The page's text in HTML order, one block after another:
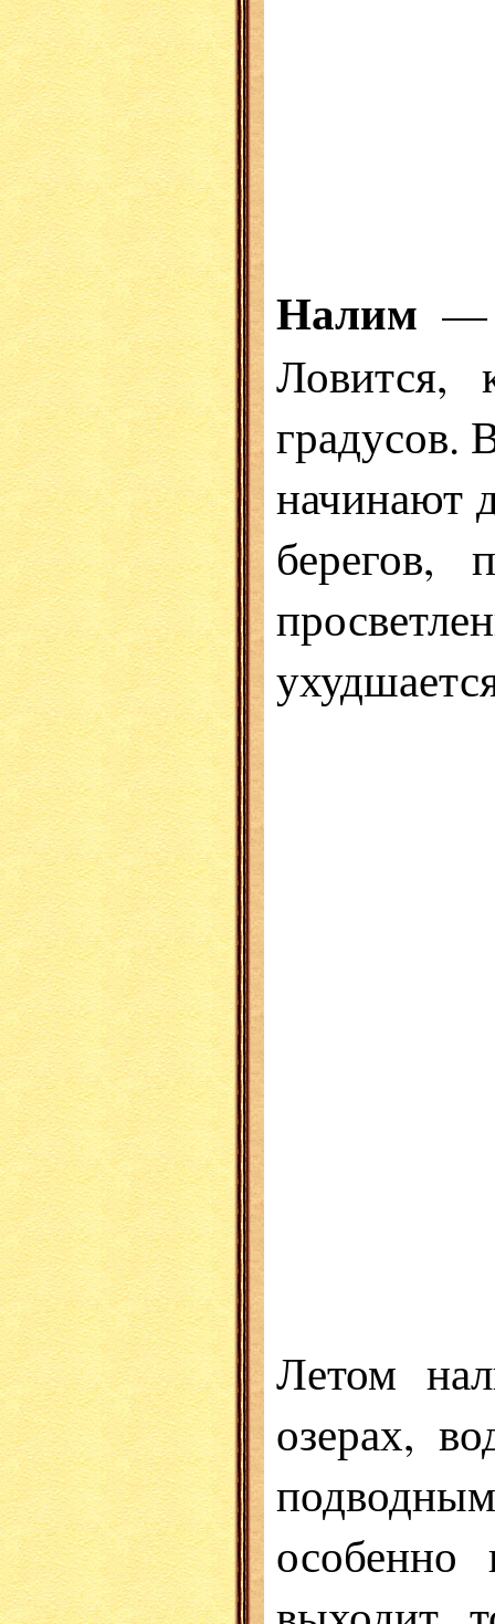
Налим —
Ловится,
градусов.
начинают
берегов,
Летом
озерах,